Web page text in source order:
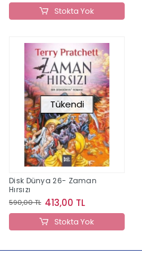
Stokta Yok
Tükendi
Disk Dünya 26- Zaman
Hırsızı
590,00 TL 413,00 TL
Stokta Yok